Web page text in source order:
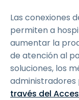
Las conexiones
permiten a
aumentar la
de atención al
soluciones, los
administradores
través del